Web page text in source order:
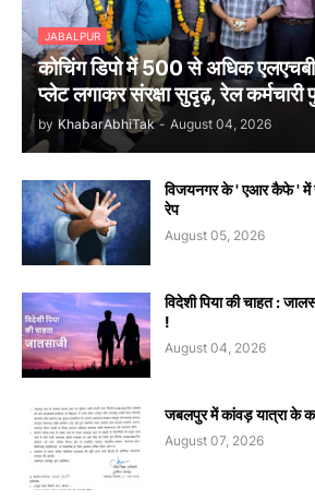
JABALPUR
कोचिंग डिपो में 500 से अधिक
प्लेट लगाकर संरक्षा सुदृढ़, रेल कर्मचारी
by KhabarAbhiTak - August 04, 2026
विजयनगर के ' एआर कैफे ' में
रेप
August 05, 2026
विदेशी पिया की चाहत :
!
August 04, 2026
जबलपुर में कांवड़ यात्रा के
August 07, 2026